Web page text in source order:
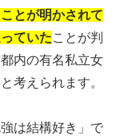
とが明かされて
ていたことが判
内の有名私立女
考えられます。
は結構好き」で